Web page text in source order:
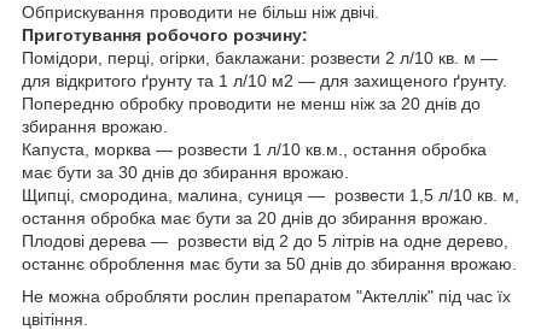
Обприскування проводити не більш ніж двічі.
Приготування робочого розчину:
Помідори, перці, огірки, баклажани: розвести 2 л/10 кв. м —
для відкритого ґрунту та 1 л/10 м2 — для захищеного ґрунту.
Попередню обробку проводити не менш ніж за 20 днів до
збирання врожаю.
Капуста, морква — розвести 1 л/10 кв.м., остання обробка
має бути за 30 днів до збирання врожаю.
Щипці, смородина, малина, суниця — розвести 1,5 л/10 кв. м,
остання обробка має бути за 20 днів до збирання врожаю.
Плодові дерева — розвести від 2 до 5 літрів на одне дерево,
останнє оброблення має бути за 50 днів до збирання врожаю.
Не можна обробляти рослин препаратом "Актеллік" під час їх
цвітіння.